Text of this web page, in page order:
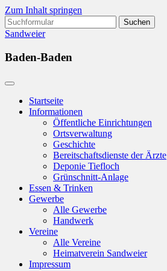
Zum Inhalt springen
Suchen
nach:
Sandweier
Baden-Baden
Startseite
Informationen
Öffentliche Einrichtungen
Ortsverwaltung
Geschichte
Bereitschaftsdienste der Ärzte
Deponie Tiefloch
Grünschnitt-Anlage
Essen & Trinken
Gewerbe
Alle Gewerbe
Handwerk
Vereine
Alle Vereine
Heimatverein Sandweier
Impressum